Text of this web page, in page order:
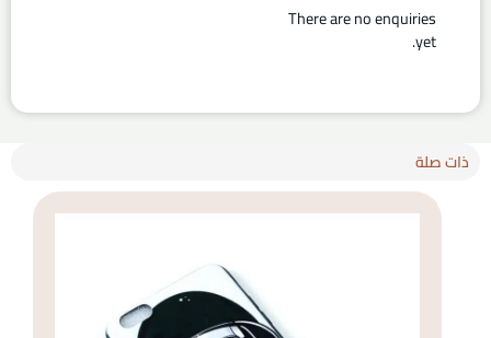
There are no enquiries
yet.
ذات صلة